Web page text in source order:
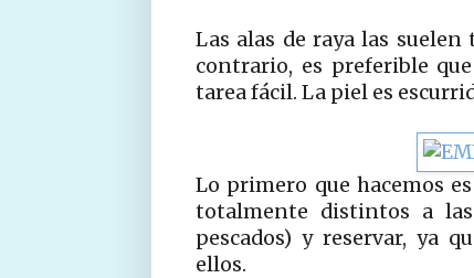
Las alas de raya las
contrario, es preferible
tarea fácil. La piel es
Lo primero que hacemos
totalmente distintos a
pescados) y reservar, ya
ellos.